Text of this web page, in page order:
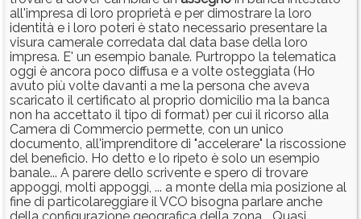
all'impresa di loro proprietà e per dimostrare la loro
identità e i loro poteri è stato necessario presentare la
visura camerale corredata dal data base della loro
impresa. E' un esempio banale. Purtroppo la telematica
oggi è ancora poco diffusa e a volte osteggiata (Ho
avuto più volte davanti a me la persona che aveva
scaricato il certificato al proprio domicilio ma la banca
non ha accettato il tipo di format) per cui il ricorso alla
Camera di Commercio permette, con un unico
documento, all'imprenditore di "accelerare" la riscossione
del beneficio. Ho detto e lo ripeto è solo un esempio
banale... A parere dello scrivente e spero di trovare
appoggi, molti appoggi, ... a monte della mia posizione al
fine di particolareggiare il VCO bisogna parlare anche